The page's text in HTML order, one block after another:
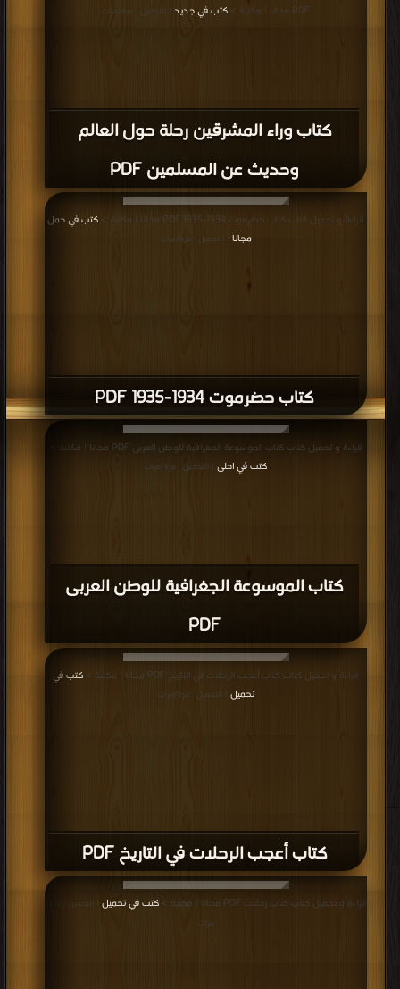
كتاب وراء المشرقين رحلة حول العالم
وحديث عن المسلمين PDF
PDF مجانا | مكتبة >
كتب في جديد | التحميل : مرة/مرات
كتاب حضرموت 1934-1935 PDF
قراءة و تحميل كتاب كتاب حضرموت 1934-1935 PDF مجانا | مكتبة >
كتب في حمل
مجانا | التحميل : مرة/مرات
كتاب الموسوعة الجغرافية للوطن العربى
PDF
قراءة و تحميل كتاب كتاب الموسوعة الجغرافية للوطن العربى PDF مجانا | مكتبة >
كتب في احلى
| التحميل : مرة/مرات
كتاب أعجب الرحلات في التاريخ PDF
قراءة و تحميل كتاب كتاب أعجب الرحلات في التاريخ PDF مجانا | مكتبة >
كتب في
تحميل
| التحميل : مرة/مرات
قراءة و تحميل كتاب كتاب رحلات PDF مجانا | مكتبة > كتب في تحميل
| التحميل : مرة/
مرات